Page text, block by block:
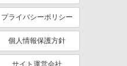
プライバシーポリシー
個人情報保護方針
サイト運営会社